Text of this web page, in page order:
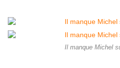
Il manque Michel